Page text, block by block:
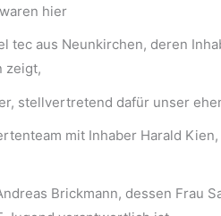
hier
tec aus Neunkirchen, deren
zeigt,
stellvertretend dafür unser
mit Inhaber Harald
Brickmann, dessen Frau